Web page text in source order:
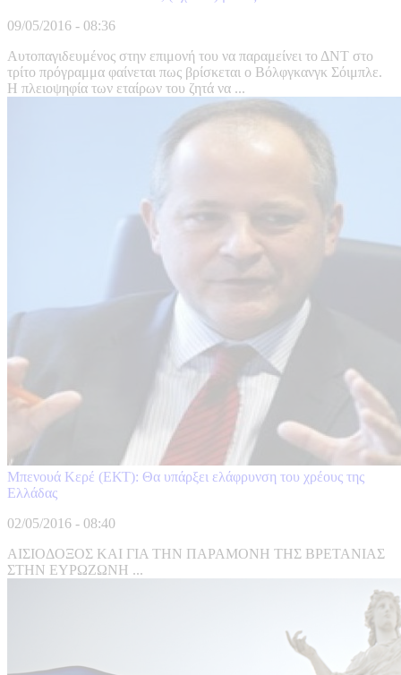
09/05/2016 - 08:36
Αυτοπαγιδευμένος στην επιμονή του να παραμείνει το ΔΝΤ στο
τρίτο πρόγραμμα φαίνεται πως βρίσκεται ο Βόλφγκανγκ Σόιμπλε.
Η πλειοψηφία των εταίρων του ζητά να ...
Μπενουά Κερέ (ΕΚΤ): Θα υπάρξει ελάφρυνση του χρέους της
Ελλάδας
02/05/2016 - 08:40
ΑΙΣΙΟΔΟΞΟΣ ΚΑΙ ΓΙΑ ΤΗΝ ΠΑΡΑΜΟΝΗ ΤΗΣ ΒΡΕΤΑΝΙΑΣ
ΣΤΗΝ ΕΥΡΩΖΩΝΗ ...